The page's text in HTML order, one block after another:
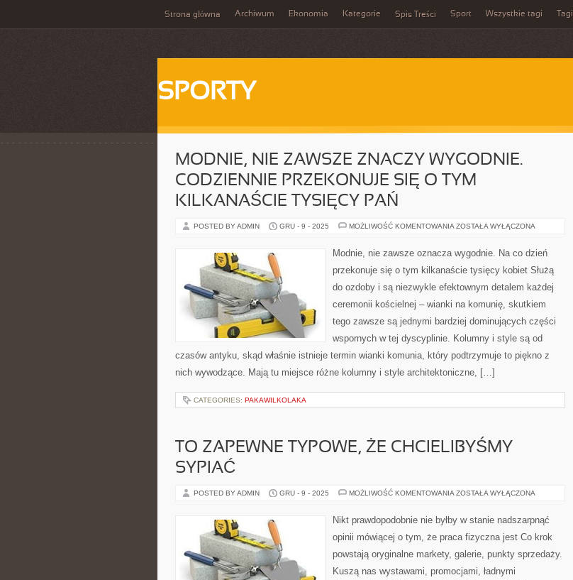
Strona główna Archiwum Ekonomia Kategorie Spis Treści Sport Wszystkie tagi Tagi
SPORTY
MODNIE, NIE ZAWSZE ZNACZY WYGODNIE.
CODZIENNIE PRZEKONUJE SIĘ O TYM
KILKANAŚCIE TYSIĘCY PAŃ
POSTED BY ADMIN GRU - 9 - 2025 MOŻLIWOŚĆ KOMENTOWANIA MODNIE,
ZNACZY
WYGODNIE.
PRZEKONUJE
O
KILKANAŚCIE
PAŃ
ZOSTAŁA WYŁĄCZONA
Modnie, nie zawsze oznacza wygodnie. Na co dzień
przekonuje się o tym kilkanaście tysięcy kobiet Służą
do ozdoby i są niezwykle efektownym detalem każdej
ceremonii kościelnej – wianki na komunię, skutkiem
tego zawsze są jednymi bardziej dominujących części
wspornych w tej dyscyplinie. Kolumny i style są od
czasów antyku, skąd właśnie istnieje termin wianki komunia, który podtrzymuje to piękno z
nich wywodzące. Mają tu miejsce różne kolumny i style architektoniczne, […]
CATEGORIES: PAKAWILKOLAKA
TO ZAPEWNE TYPOWE, ŻE CHCIELIBYŚMY
SYPIAĆ
POSTED BY ADMIN GRU - 9 - 2025 MOŻLIWOŚĆ KOMENTOWANIA TO
CHCIELIBYŚMY
ZOSTAŁA WYŁĄCZONA
Nikt prawdopodobnie nie byłby w stanie nadszarpnąć
opinii mówiącej o tym, że praca fizyczna jest Co krok
powstają oryginalne markety, galerie, punkty sprzedaży.
Kuszą nas wystawami, promocjami, ładnymi